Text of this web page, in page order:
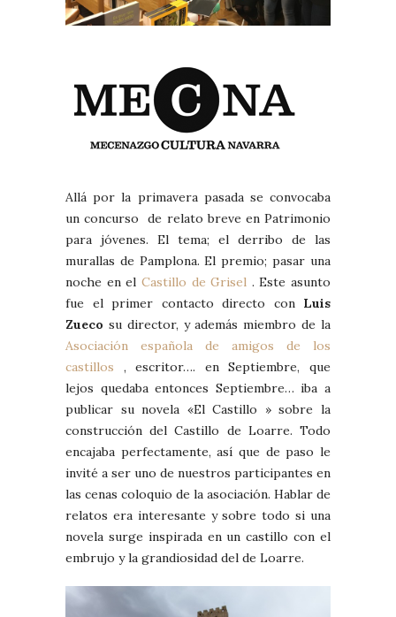
Allá por la primavera pasada se convocaba
un concurso de relato breve en Patrimonio
para jóvenes. El tema; el derribo de las
murallas de Pamplona. El premio; pasar una
noche en el Castillo de Grisel . Este asunto
fue el primer contacto directo con Luis
Zueco su director, y además miembro de la
Asociación española de amigos de los
castillos , escritor…. en Septiembre, que
lejos quedaba entonces Septiembre… iba a
publicar su novela «El Castillo » sobre la
construcción del Castillo de Loarre. Todo
encajaba perfectamente, así que de paso le
invité a ser uno de nuestros participantes en
las cenas coloquio de la asociación. Hablar de
relatos era interesante y sobre todo si una
novela surge inspirada en un castillo con el
embrujo y la grandiosidad del de Loarre.